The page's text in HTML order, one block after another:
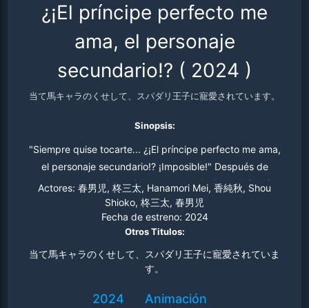
¿¡El príncipe perfecto me
ama, el personaje
secundario!? ( 2024 )
当て馬キャラのくせして、スパダリ王子に寵愛されています。
Sinopsis:
"Siempre quise tocarte... ¿¡El príncipe perfecto me ama,
el personaje secundario!? ¡Imposible!" Después de
reencarnar en el mundo de una novela, Loneal Gravis
hace todo lo posible por mantenerse alejado del príncipe
Alec, el protagonista, para no ser castigado por interferir
en su romance con Lily, la heroína. Sin embargo, para su
sorpresa, el príncipe se ha enamorado de Loneal. Sin
poder resistirse, termina entre los brazos de Alec, siendo
que la historia haya cambiado así? ¿Podrá Loneal
Actores: 春男児, 柊三太, Hanamori Mei, 香純秋, Shou
Shioko, 柊三太, 春男児
Fecha de estreno: 2024
Otros Titulos:
当て馬キャラのくせして、スパダリ王子に寵愛されていま
す。
2024 Animación